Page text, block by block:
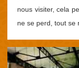
nous visiter, cela
ne se perd, tout se